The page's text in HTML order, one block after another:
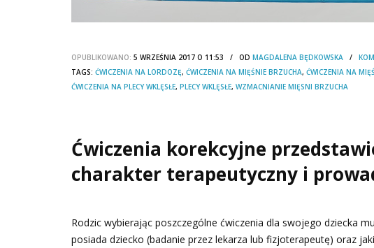
OPUBLIKOWANO: 5 WRZEŚNIA 2017 O 11:53 / OD MAGDALENA BĘDKOWSKA /
TAGS: ĆWICZENIA NA LORDOZĘ, ĆWICZENIA NA MIĘŚNIE BRZUCHA, ĆWICZENIA NA
ĆWICZENIA NA PLECY WKLĘSŁE, PLECY WKLĘSŁE, WZMACNIANIE MIĘSNI BRZUCHA
Ćwiczenia korekcyjne
charakter terapeutyczny i
Rodzic wybierając poszczególne ćwiczenia dla swojego dziecka
posiada dziecko (badanie przez lekarza lub fizjoterapeutę) oraz